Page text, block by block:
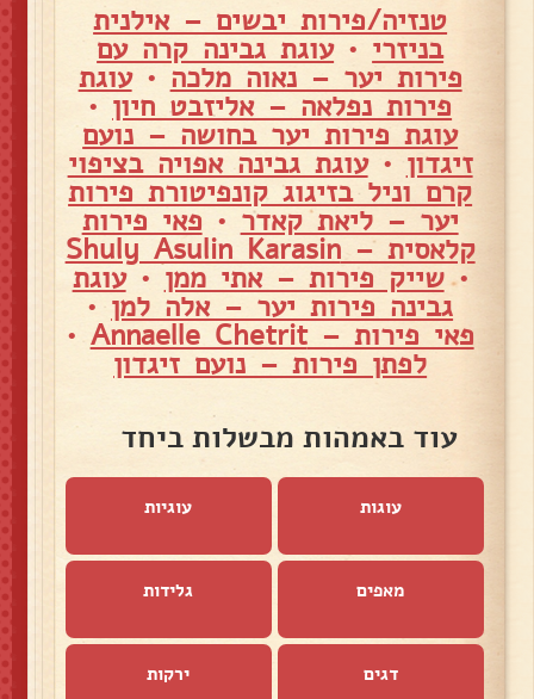
טנזיה/פירות יבשים – אילנית
בניזרי •עוגת גבינה קרה עם
פירות יער – נאוה מלכה •עוגת
פירות נפלאה – אליזבט חיון •
עוגת פירות יער בחושה – נועם
זיגדון •עוגת גבינה אפויה בציפוי
קרם וניל בזיגוג קונפיטורת פירות
יער – ליאת קאדר • פאי פירות
קלאסית – Shuly Asulin Karasin
•שייק פירות – אתי ממן•עוגת
גבינה פירות יער – אלה למן•
פאי פירות – Annaelle Chetrit •
לפתן פירות – נועם זיגדון
עוד באמהות מבשלות ביחד
עוגות עוגיות
מאפים גלידות
דגים ירקות